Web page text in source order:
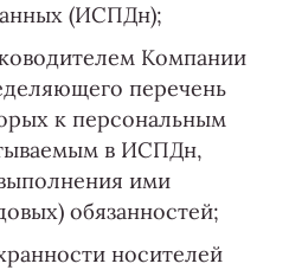
(ИСПДн);
Компании
перечень
к персональным
в ИСПДн,
ими
обязанностей;
носителей